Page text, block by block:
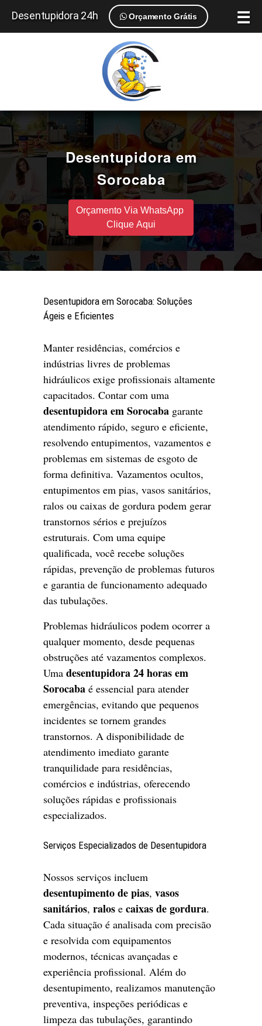
☰
Desentupidora 24h Orçamento Grátis
Desentupidora em
Sorocaba
Orçamento Via WhatsApp
Clique Aqui
Desentupidora em Sorocaba: Soluções
Ágeis e Eficientes
Manter residências, comércios e
indústrias livres de problemas
hidráulicos exige profissionais altamente
capacitados. Contar com uma
desentupidora em Sorocaba garante
atendimento rápido, seguro e eficiente,
resolvendo entupimentos, vazamentos e
problemas em sistemas de esgoto de
forma definitiva. Vazamentos ocultos,
entupimentos em pias, vasos sanitários,
ralos ou caixas de gordura podem gerar
transtornos sérios e prejuízos
estruturais. Com uma equipe
qualificada, você recebe soluções
rápidas, prevenção de problemas futuros
e garantia de funcionamento adequado
das tubulações.
Problemas hidráulicos podem ocorrer a
qualquer momento, desde pequenas
obstruções até vazamentos complexos.
Uma desentupidora 24 horas em
Sorocaba é essencial para atender
emergências, evitando que pequenos
incidentes se tornem grandes
transtornos. A disponibilidade de
atendimento imediato garante
tranquilidade para residências,
comércios e indústrias, oferecendo
soluções rápidas e profissionais
especializados.
Serviços Especializados de Desentupidora
Nossos serviços incluem
desentupimento de pias, vasos
sanitários, ralos e caixas de gordura.
Cada situação é analisada com precisão
e resolvida com equipamentos
modernos, técnicas avançadas e
experiência profissional. Além do
desentupimento, realizamos manutenção
preventiva, inspeções periódicas e
limpeza das tubulações, garantindo